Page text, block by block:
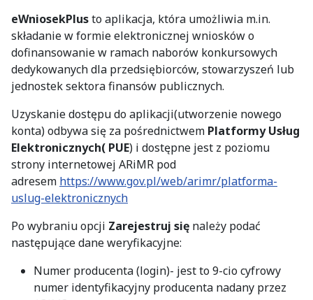
eWniosekPlusto aplikacja, która umożliwia m.in.
składanie w formie elektronicznej wniosków o
dofinansowanie w ramach naborów konkursowych
dedykowanych dla przedsiębiorców, stowarzyszeń lub
jednostek sektora finansów publicznych.
Uzyskanie dostępu do aplikacji(utworzenie nowego
konta) odbywa się za pośrednictwem Platformy Usług
Elektronicznych( PUE) i dostępne jest z poziomu
strony internetowej ARiMR pod
adresem https://www.gov.pl/web/arimr/platforma-
uslug-elektronicznych
Po wybraniu opcji Zarejestruj się należy podać
następujące dane weryfikacyjne:
Numer producenta (login)- jest to 9-cio cyfrowy
numer identyfikacyjny producenta nadany przez